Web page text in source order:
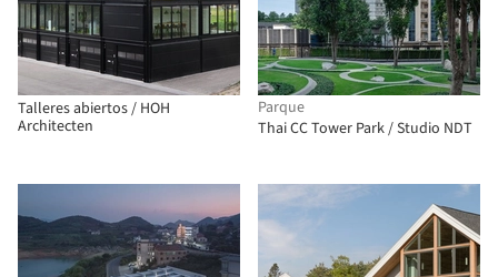
Talleres abiertos / HOH
Architecten
Parque
Thai CC Tower Park / Studio NDT